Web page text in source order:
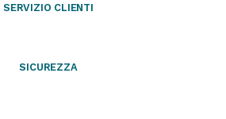
SERVIZIO CLIENTI
SICUREZZA